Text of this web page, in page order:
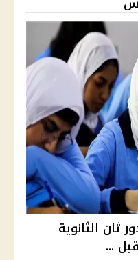
ثان الثانوية
...